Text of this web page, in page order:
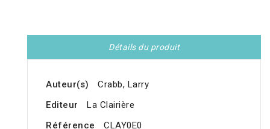
Détails du produit
Auteur(s)
Crabb, Larry
Editeur
La Clairière
Référence
CLAY0E0